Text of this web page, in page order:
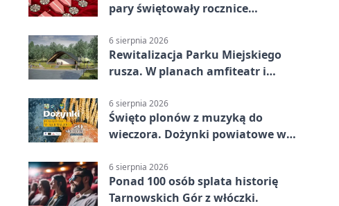
pary świętowały rocznice
6 sierpnia 2026
Rewitalizacja Parku Miejskiego
rusza. W planach amfiteatr i
6 sierpnia 2026
Święto plonów z muzyką do
wieczora. Dożynki powiatowe w
6 sierpnia 2026
Ponad 100 osób splata historię
Tarnowskich Gór z włóczki.